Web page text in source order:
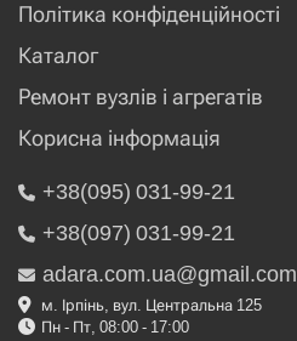
Політика конфіденційності
Каталог
Ремонт вузлів і агрегатів
Корисна інформація
+38(095) 031-99-21
+38(097) 031-99-21
adara.com.ua@gmail.com
м. Ірпінь, вул. Центральна 125
Пн - Пт, 08:00 - 17:00